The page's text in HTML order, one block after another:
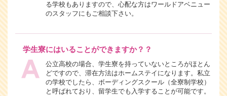
る学校もありますので、心配な方はワールドアベニュー
のスタッフにもご相談下さい。
学生寮にはいることができますか？？
公立高校の場合、学生寮を持っていないところがほとん
どですので、滞在方法はホームステイになります。私立
の学校でしたら、ボーディングスクール（全寮制学校）
と呼ばれており、留学生でも入学することが可能です。